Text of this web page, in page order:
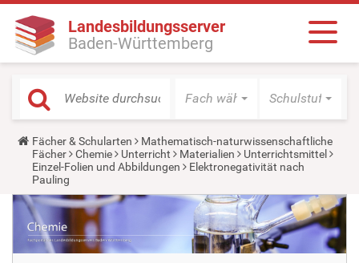
Landesbildungsserver
Baden-Württemberg
Fach wählen Schulstufe
Y
o
u
a
r
e
h
e
r
e
Fächer & Schularten
Mathematisch-naturwissenschaftliche
Fächer
Chemie Unterricht Materialien
Unterrichtsmittel
Einzel-Folien und Abbildungen
Elektronegativität nach
Pauling